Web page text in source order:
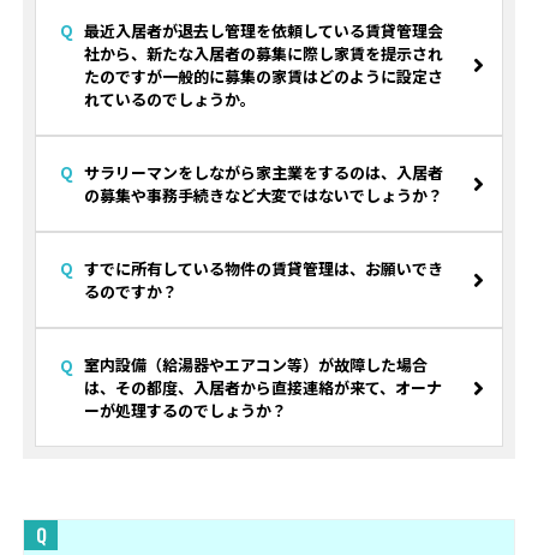
最近入居者が退去し管理を依頼している賃貸管理会
社から、新たな入居者の募集に際し家賃を提示され
たのですが一般的に募集の家賃はどのように設定さ
れているのでしょうか。
サラリーマンをしながら家主業をするのは、入居者
の募集や事務手続きなど大変ではないでしょうか？
すでに所有している物件の賃貸管理は、お願いでき
るのですか？
室内設備（給湯器やエアコン等）が故障した場合
は、その都度、入居者から直接連絡が来て、オーナ
ーが処理するのでしょうか？